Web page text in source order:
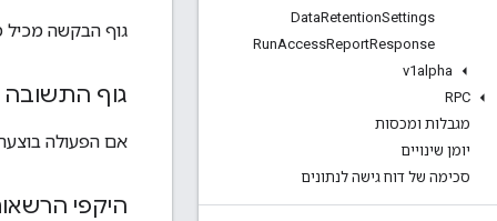
DataRetentionSettings
RunAccessReportResponse
v1alpha
RPC
מגבלות ומכסות
יומן שינויים
סכימה של דוח גישה לנתונים
גוף הבקשה
גוף התשובה
אם הפעולה
היקפי